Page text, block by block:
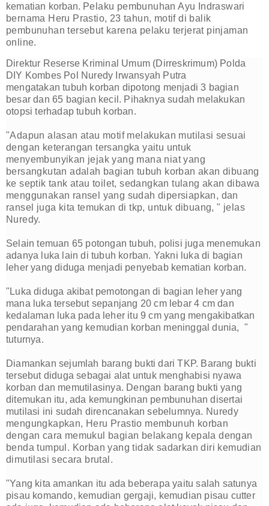
kematian korban. Pelaku pembunuhan Ayu Indraswari
bernama Heru Prastio, 23 tahun, motif di balik
pembunuhan tersebut karena pelaku terjerat pinjaman
online.
Direktur Reserse Kriminal Umum (Dirreskrimum) Polda
DIY Kombes Pol Nuredy Irwansyah Putra
mengatakan tubuh korban dipotong menjadi 3 bagian
besar dan 65 bagian kecil. Pihaknya sudah melakukan
otopsi terhadap tubuh korban.
"Adapun alasan atau motif melakukan mutilasi sesuai
dengan keterangan tersangka yaitu untuk
menyembunyikan jejak yang mana niat yang
bersangkutan adalah bagian tubuh korban akan dibuang
ke septik tank atau toilet, sedangkan tulang akan dibawa
menggunakan ransel yang sudah dipersiapkan, dan
ransel juga kita temukan di tkp, untuk dibuang, " jelas
Nuredy.
Selain temuan 65 potongan tubuh, polisi juga menemukan
adanya luka lain di tubuh korban. Yakni luka di bagian
leher yang diduga menjadi penyebab kematian korban.
"Luka diduga akibat pemotongan di bagian leher yang
mana luka tersebut sepanjang 20 cm lebar 4 cm dan
kedalaman luka pada leher itu 9 cm yang mengakibatkan
pendarahan yang kemudian korban meninggal dunia, "
tuturnya.
Diamankan sejumlah barang bukti dari TKP. Barang bukti
tersebut diduga sebagai alat untuk menghabisi nyawa
korban dan memutilasinya. Dengan barang bukti yang
ditemukan itu, ada kemungkinan pembunuhan disertai
mutilasi ini sudah direncanakan sebelumnya. Nuredy
mengungkapkan, Heru Prastio membunuh korban
dengan cara memukul bagian belakang kepala dengan
benda tumpul. Korban yang tidak sadarkan diri kemudian
dimutilasi secara brutal.
"Yang kita amankan itu ada beberapa yaitu salah satunya
pisau komando, kemudian gergaji, kemudian pisau cutter